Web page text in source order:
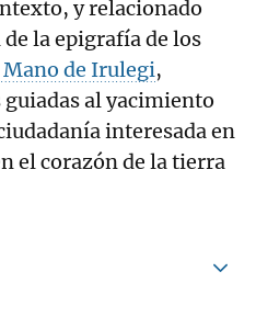
y relacionado
la epigrafía de los
de Irulegi,
al yacimiento
interesada en
el corazón de la tierra